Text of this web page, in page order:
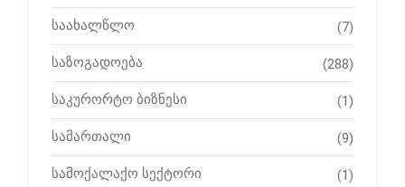
საახალწლო (7)
საზოგადოება (288)
საკურორტო ბიზნესი (1)
სამართალი (9)
სამოქალაქო სექტორი (1)